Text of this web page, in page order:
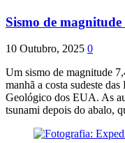
Sismo de
10 Outubro, 2025 0
Um sismo de magnitude
manhã a costa sudeste
Geológico dos EUA. As
tsunami depois do abalo,